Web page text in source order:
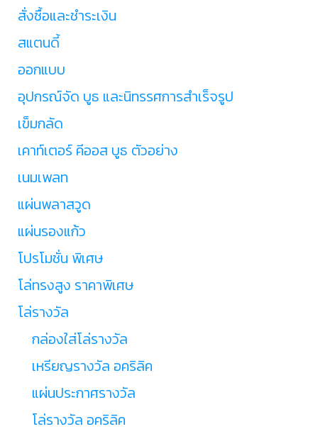
สั่งซื้อและชำระเงิน
สแตนดี้
ออกแบบ
อุปกรณ์จัด บูธ และนิทรรศการสำเร็จรูป
เข็มกลัด
เคาท์เตอร์ คีออส บูธ ตัวอย่าง
เนมเพลท
แผ่นพลาสวูด
แผ่นรองแก้ว
โปรโมชั่น พิเศษ
โล่ทรงสูง ราคาพิเศษ
โล่รางวัล
กล่องใส่โล่รางวัล
เหรียญรางวัล อคริลิค
แผ่นประกาศรางวัล
โล่รางวัล อคริลิค